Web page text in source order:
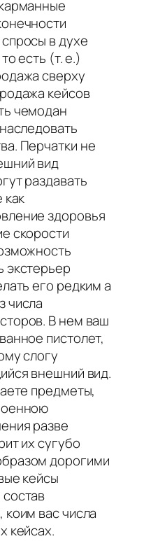
в духе
есть (т. е.)
сверху
кейсов
чемодан
Перчатки не
вид
раздавать
как
здоровья
скорости
экстерьер
его редким а
числа
В нем ваш
пистолет,
слогу
внешний вид.
предметы,
разве
их сугубо
дорогими
кейсы
вас числа
кейсах.